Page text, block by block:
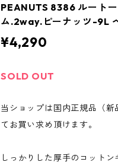
PEANUTS 8386 ルート
ム.2way.ピーナッツ-9L
¥4,290
SOLD OUT
当ショップは国内正規品（
てお買い求め頂けます。
しっかりした厚手のコット